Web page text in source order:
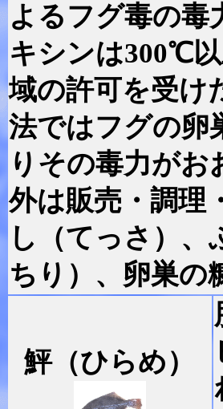
よるフグ毒の毒
キシンは300℃
域の許可を受け
法ではフグの卵
りその毒力がお
外は販売・調理
し（てっさ）
ちり）、卵巣の
鮃（ひらめ）